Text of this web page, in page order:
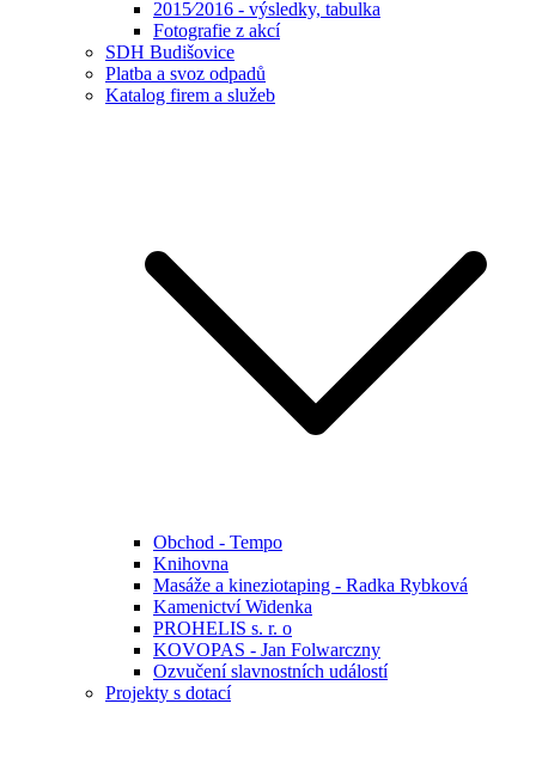
2015⁄2016 - výsledky, tabulka
Fotografie z akcí
SDH Budišovice
Platba a svoz odpadů
Katalog firem a služeb
Obchod - Tempo
Knihovna
Masáže a kineziotaping - Radka Rybková
Kamenictví Widenka
PROHELIS s. r. o
KOVOPAS - Jan Folwarczny
Ozvučení slavnostních událostí
Projekty s dotací